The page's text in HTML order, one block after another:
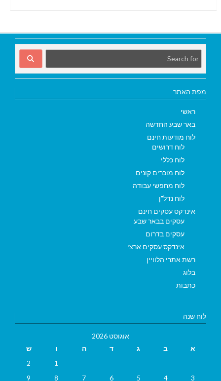
מפת האתר
ראשי
באר שבע החדשה
לוח מודעות חינם
לוח דרושים
לוח כללי
לוח מוכרים קונים
לוח מחפשי עבודה
לוח נדל"ן
אינדקס עסקים חינם
עסקים בבאר שבע
עסקים בדרום
אינדקס עסקים ארצי
רשת אתרי הלוויין
בלוג
כתבות
לוח שנה
אוגוסט 2026
א
ב ג ד ה ו
ש
1
2
3
4
5
6
7
8
9